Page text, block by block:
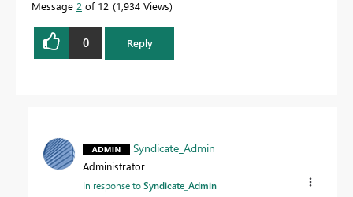
Message 2 of 12 1,934 Views
0 Reply
Syndicate_Admin
Administrator
In response toSyndicate_Admin